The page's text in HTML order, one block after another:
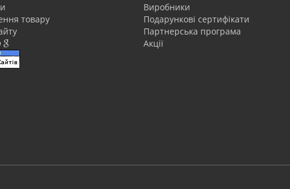
товару
Виробники
Подарункові сертифікати
Партнерська програма
Акції